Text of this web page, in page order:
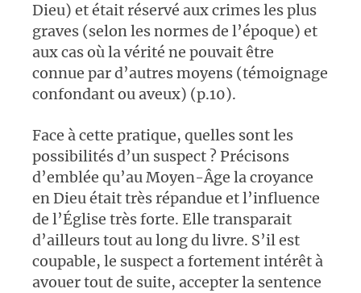
Dieu) et était réservé aux crimes les plus
graves (selon les normes de l’époque) et
aux cas où la vérité ne pouvait être
connue par d’autres moyens (témoignage
confondant ou aveux) (p.10).
Face à cette pratique, quelles sont les
possibilités d’un suspect ? Précisons
d’emblée qu’au Moyen-Âge la croyance
en Dieu était très répandue et l’influence
de l’Église très forte. Elle transparait
d’ailleurs tout au long du livre. S’il est
coupable, le suspect a fortement intérêt à
avouer tout de suite, accepter la sentence